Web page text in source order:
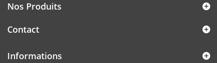
Nos Produits
Contact
Informations